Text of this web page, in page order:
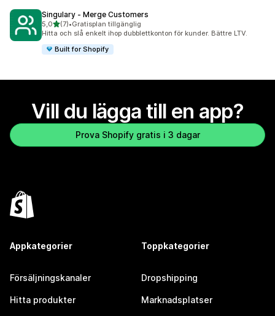
Singulary ‑ Merge Customers
5,0av 5 stjärnor
(7)
7 recensioner totalt
•Gratisplan tillgänglig
Hitta och slå enkelt ihop dubblettkonton för kunder. Bättre LTV.
Built for Shopify
Vill du lägga till en app?
Prova Shopify gratis i 3 dagar
Appkategorier
Försäljningskanaler
Hitta produkter
Toppkategorier
Dropshipping
Marknadsplatser